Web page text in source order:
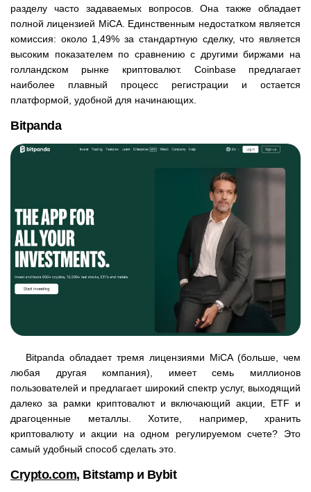
разделу часто задаваемых вопросов. Она также обладает
полной лицензией MiCA. Единственным недостатком является
комиссия: около 1,49% за стандартную сделку, что является
высоким показателем по сравнению с другими биржами на
голландском рынке криптовалют. Coinbase предлагает
наиболее плавный процесс регистрации и остается
платформой, удобной для начинающих.
Bitpanda
Bitpanda обладает тремя лицензиями MiCA (больше, чем
любая другая компания), имеет семь миллионов
пользователей и предлагает широкий спектр услуг, выходящий
далеко за рамки криптовалют и включающий акции, ETF и
драгоценные металлы. Хотите, например, хранить
криптовалюту и акции на одном регулируемом счете? Это
самый удобный способ сделать это.
Crypto.com, Bitstamp и Bybit